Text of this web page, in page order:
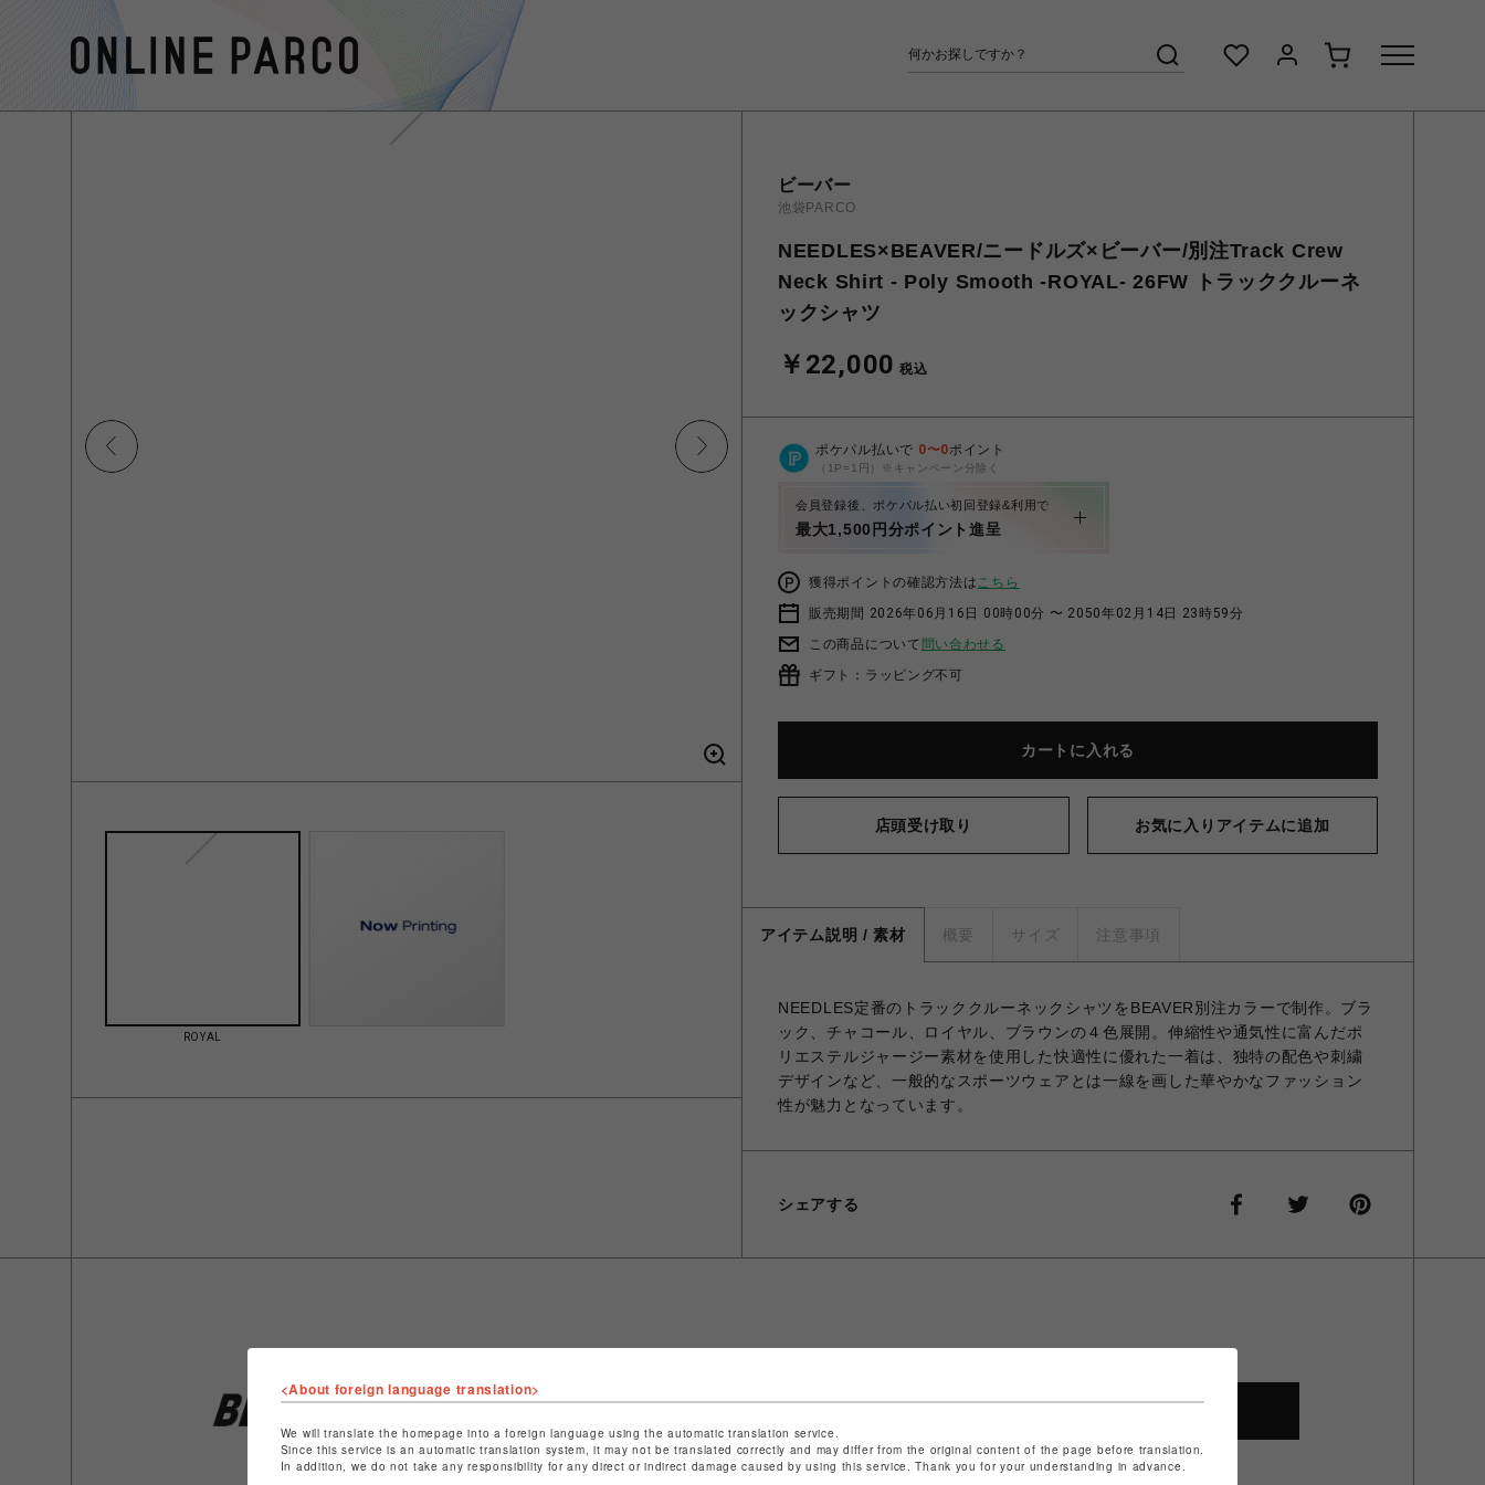
ROYAL
ビーバー
池袋PARCO
NEEDLES×BEAVER/ニードルズ×ビーバー/別注Track Crew
Neck Shirt - Poly Smooth -ROYAL- 26FW トラッククルーネ
ックシャツ
￥22,000 税込
ポケパル払いで 0〜0ポイント
（1P=1円）※キャンペーン分除く
会員登録後、ポケパル払い初回登録&利用で
最大1,500円分ポイント進呈
獲得ポイントの確認方法はこちら
販売期間 2026年06月16日 00時00分 〜 2050年02月14日 23時59分
この商品について 問い合わせる
ギフト：ラッピング不可
カートに入れる
店頭受け取り お気に入りアイテムに追加
アイテム説明 / 素材 概要 サイズ 注意事項
NEEDLES定番のトラッククルーネックシャツをBEAVER別注カラーで制作。ブラ
ック、チャコール、ロイヤル、ブラウンの４色展開。伸縮性や通気性に富んだポ
リエステルジャージー素材を使用した快適性に優れた一着は、独特の配色や刺繍
デザインなど、一般的なスポーツウェアとは一線を画した華やかなファッション
性が魅力となっています。
シェアする
店舗名
特定商取引法など法令に基づく表記はこちら
ショップお問い合わせはこちら
<About foreign language translation>
We will translate the homepage into a foreign language using the automatic translation service.
Since this service is an automatic translation system, it may not be translated correctly and may differ from the original content of the page before translation.
In addition, we do not take any responsibility for any direct or indirect damage caused by using this service. Thank you for your understanding in advance.